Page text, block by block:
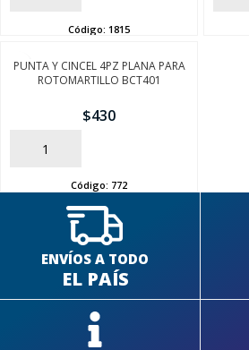
Código: 1815
PUNTA Y CINCEL 4PZ PLANA PARA
ROTOMARTILLO BCT401
$430
AÑADIR
Código: 772
ENVÍOS A TODO
EL PAÍS
SEGUÍ COMPRANDO